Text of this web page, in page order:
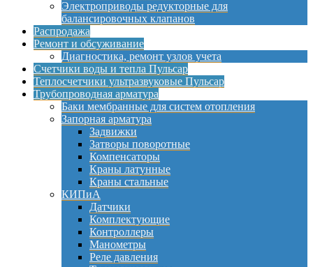
Электроприводы редукторные для
балансировочных клапанов
Распродажа
Ремонт и обсуживание
Диагностика, ремонт узлов учета
Счетчики воды и тепла Пульсар
Теплосчетчики ультразвуковые Пульсар
Трубопроводная арматура
Баки мембранные для систем отопления
Запорная арматура
Задвижки
Затворы поворотные
Компенсаторы
Краны латунные
Краны стальные
КИПиА
Датчики
Комплектующие
Контроллеры
Манометры
Реле давления